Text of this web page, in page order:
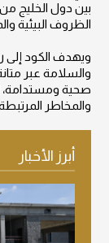
بين دول الخليج
الظروف البيئية
ويهدف الكود إلى
والسلامة عبر
صحية ومستدامة،
والمخاطر المرتبطة
أبرز الأخبار